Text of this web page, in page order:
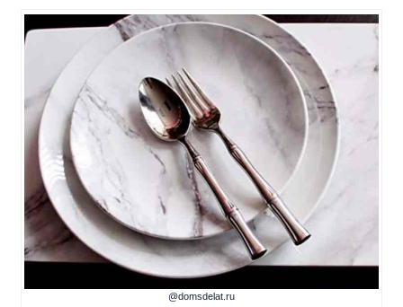
@domsdelat.ru